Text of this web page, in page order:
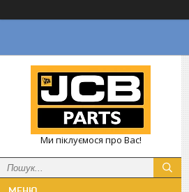
Ми піклуємося про Вас!